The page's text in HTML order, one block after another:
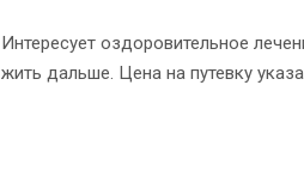
Интересует оздоровительное
жить дальше. Цена на путевку